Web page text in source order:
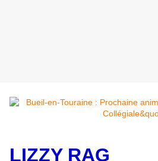
LIZZY RAG